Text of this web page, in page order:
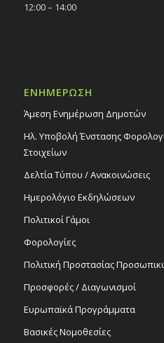
12:00 – 14:00
ΕΝΗΜΕΡΩΣΗ
Άμεση Ενημέρωση Δημοτών
Ηλ. Υποβολή Ένστασης
Στοιχείων
Δελτία Τύπου / Ανακοινώσεις
Ημερολόγιο Εκδηλώσεων
Πολιτικοί Γάμοι
Φορολογίες
Πολιτική Προστασίας
Προσφορές / Διαγωνισμοί
Ευρωπαϊκά Προγράμματα
Βασικές Νομοθεσίες